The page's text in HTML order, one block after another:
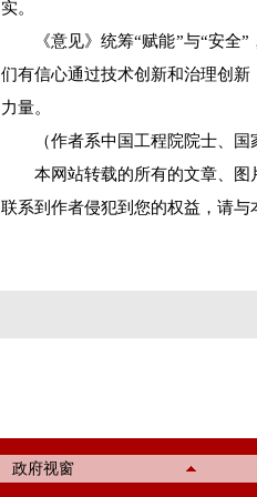
实。
《意见》统筹“赋能”与“安全”
们有信心通过技术创新和治理创
力量。
（作者系中国工程院院士、国
本网站转载的所有的文章、
联系到作者侵犯到您的权益，请与
政府视窗